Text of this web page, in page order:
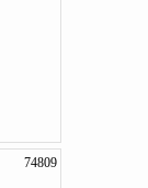
74809